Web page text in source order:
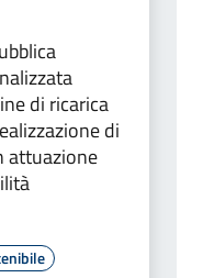
di ricarica
di
attuazione